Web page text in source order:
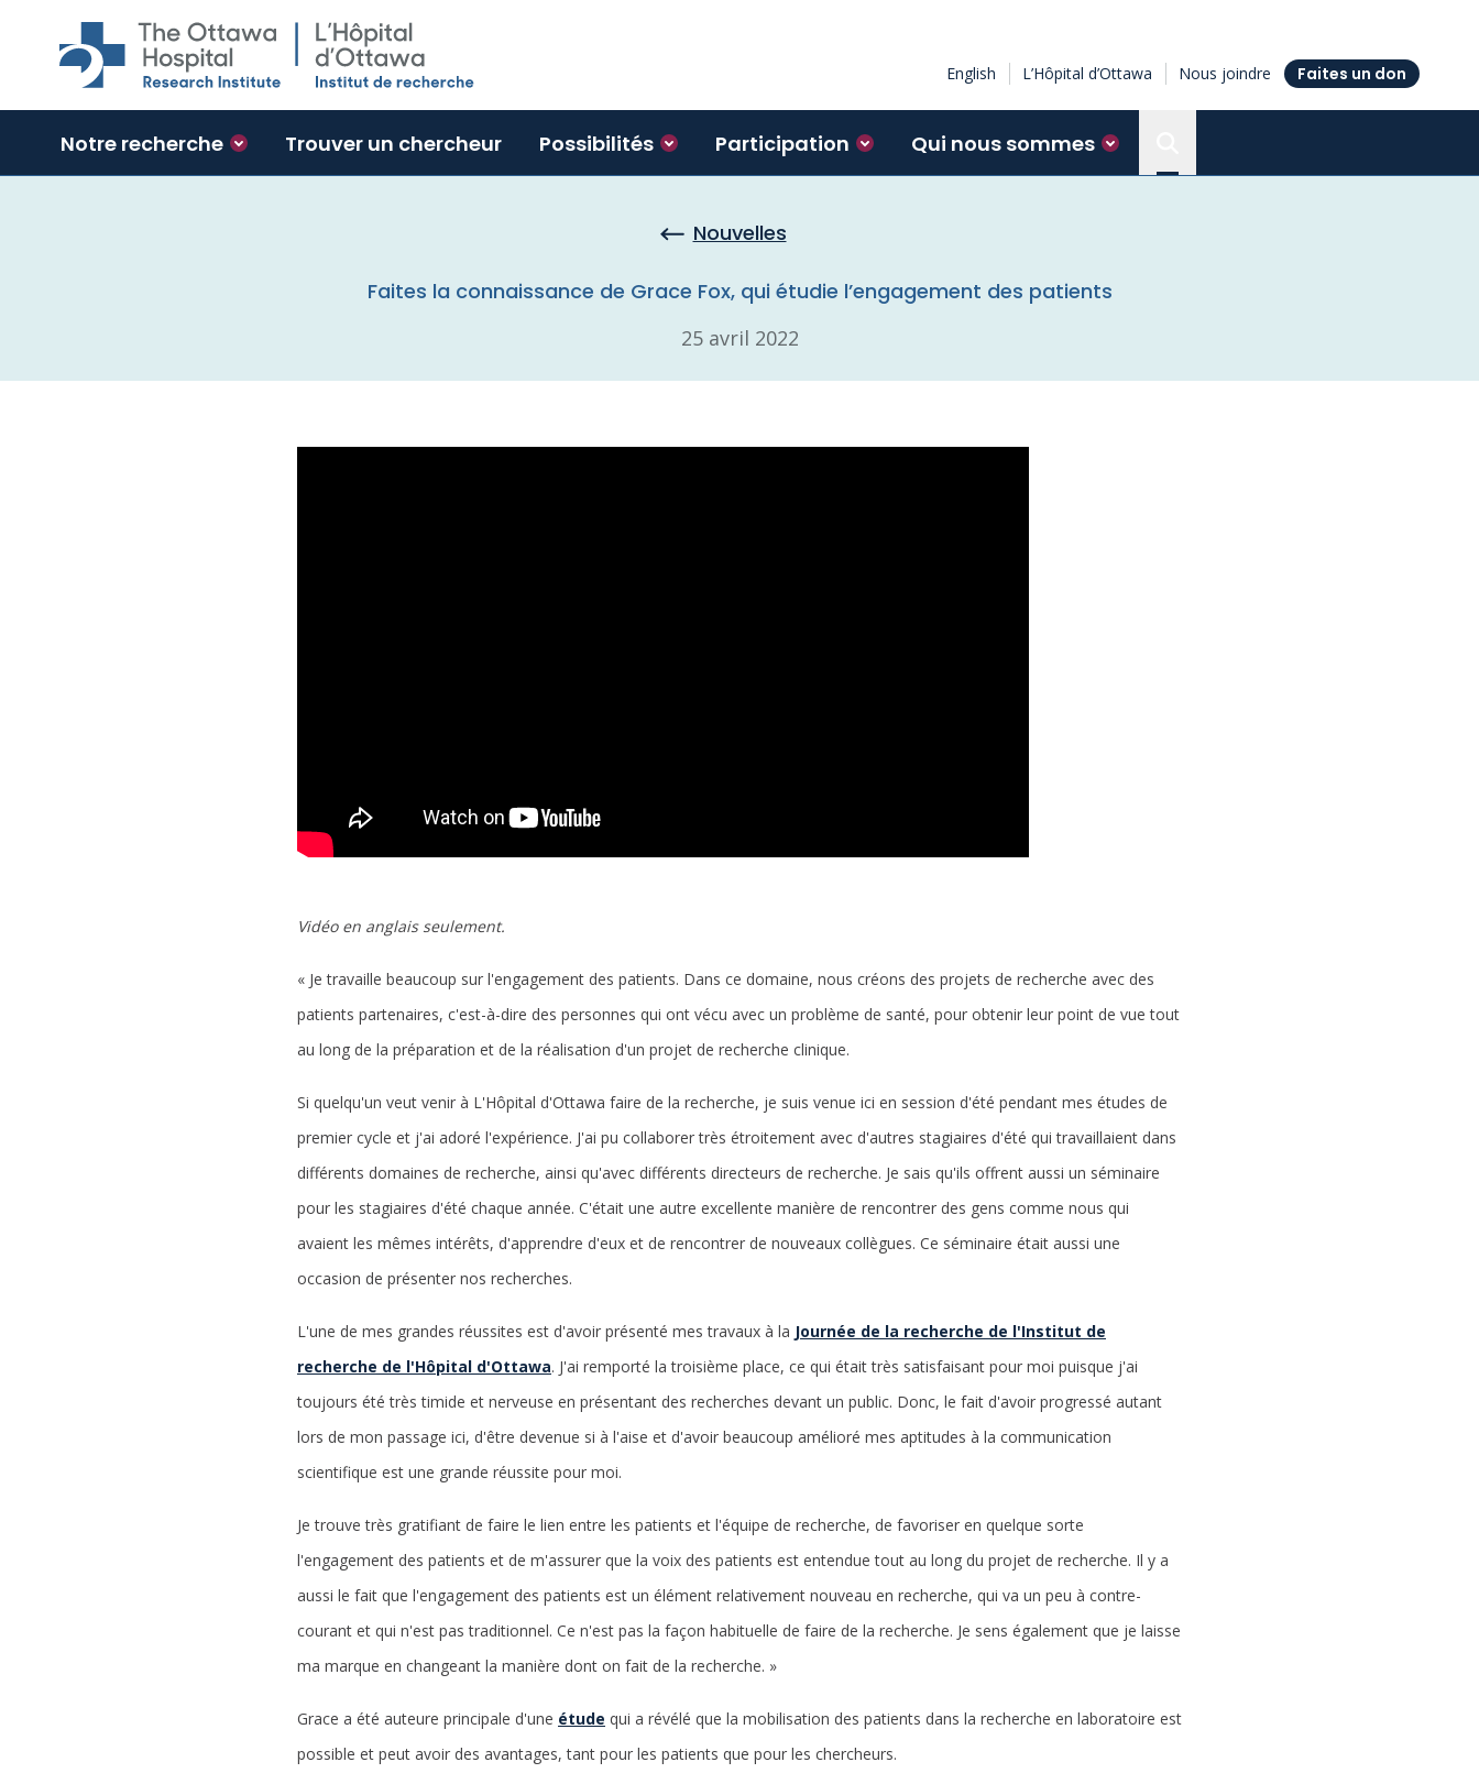
Skip to main content
English L’Hôpital d’Ottawa Nous joindre Faites un don
Notre recherche Trouver un chercheur Possibilités Participation Qui nous sommes
Nouvelles
Faites la connaissance de Grace Fox, qui étudie l’engagement des patients
25 avril 2022
Vidéo en anglais seulement.
« Je travaille beaucoup sur l'engagement des patients. Dans ce domaine, nous créons des projets de recherche avec des
patients partenaires, c'est-à-dire des personnes qui ont vécu avec un problème de santé, pour obtenir leur point de vue tout
au long de la préparation et de la réalisation d'un projet de recherche clinique.
Si quelqu'un veut venir à L'Hôpital d'Ottawa faire de la recherche, je suis venue ici en session d'été pendant mes études de
premier cycle et j'ai adoré l'expérience. J'ai pu collaborer très étroitement avec d'autres stagiaires d'été qui travaillaient dans
différents domaines de recherche, ainsi qu'avec différents directeurs de recherche. Je sais qu'ils offrent aussi un séminaire
pour les stagiaires d'été chaque année. C'était une autre excellente manière de rencontrer des gens comme nous qui
avaient les mêmes intérêts, d'apprendre d'eux et de rencontrer de nouveaux collègues. Ce séminaire était aussi une
occasion de présenter nos recherches.
L'une de mes grandes réussites est d'avoir présenté mes travaux à la Journée de la recherche de l'Institut de
recherche de l'Hôpital d'Ottawa. J'ai remporté la troisième place, ce qui était très satisfaisant pour moi puisque j'ai
toujours été très timide et nerveuse en présentant des recherches devant un public. Donc, le fait d'avoir progressé autant
lors de mon passage ici, d'être devenue si à l'aise et d'avoir beaucoup amélioré mes aptitudes à la communication
scientifique est une grande réussite pour moi.
Je trouve très gratifiant de faire le lien entre les patients et l'équipe de recherche, de favoriser en quelque sorte
l'engagement des patients et de m'assurer que la voix des patients est entendue tout au long du projet de recherche. Il y a
aussi le fait que l'engagement des patients est un élément relativement nouveau en recherche, qui va un peu à contre-
courant et qui n'est pas traditionnel. Ce n'est pas la façon habituelle de faire de la recherche. Je sens également que je laisse
ma marque en changeant la manière dont on fait de la recherche. »
Grace a été auteure principale d'une étude qui a révélé que la mobilisation des patients dans la recherche en laboratoire est
possible et peut avoir des avantages, tant pour les patients que pour les chercheurs.